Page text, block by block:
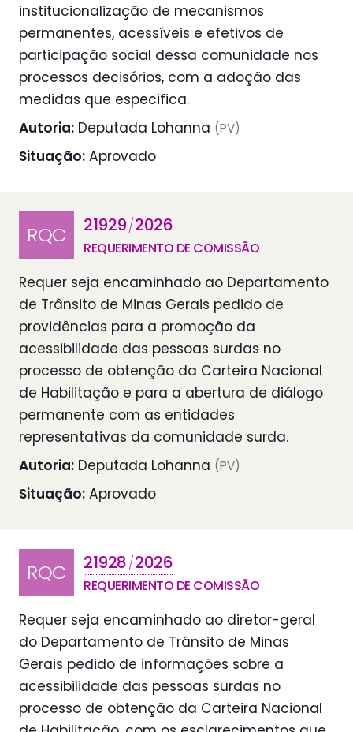
institucionalização de mecanismos
permanentes, acessíveis e efetivos de
participação social dessa comunidade nos
processos decisórios, com a adoção das
medidas que especifica.
Autoria: Deputada Lohanna (PV)
Situação: Aprovado
RQC 21929/2026
REQUERIMENTO DE COMISSÃO
Requer seja encaminhado ao Departamento
de Trânsito de Minas Gerais pedido de
providências para a promoção da
acessibilidade das pessoas surdas no
processo de obtenção da Carteira Nacional
de Habilitação e para a abertura de diálogo
permanente com as entidades
representativas da comunidade surda.
Autoria: Deputada Lohanna (PV)
Situação: Aprovado
RQC 21928/2026
REQUERIMENTO DE COMISSÃO
Requer seja encaminhado ao diretor-geral
do Departamento de Trânsito de Minas
Gerais pedido de informações sobre a
acessibilidade das pessoas surdas no
processo de obtenção da Carteira Nacional